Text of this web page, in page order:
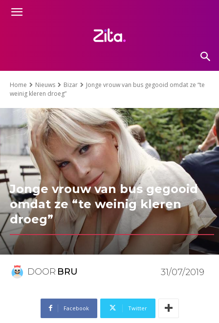
Home Nieuws Bizar
Jonge vrouw van bus gegooid omdat ze “te
weinig kleren droeg”
Jonge vrouw van bus gegooid
omdat ze “te weinig kleren
droeg”
DOOR BRU 31/07/2019
Facebook Twitter